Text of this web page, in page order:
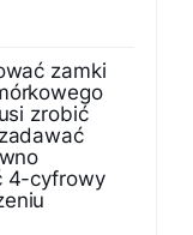
zamki
zrobić
4-cyfrowy